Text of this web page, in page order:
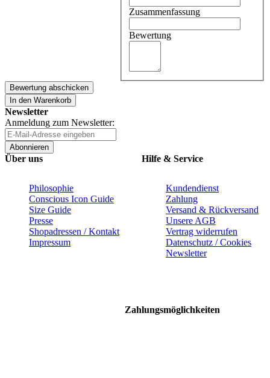
Zusammenfassung
Bewertung
Bewertung abschicken
In den Warenkorb
Newsletter
Anmeldung zum Newsletter:
Abonnieren
Über uns
Philosophie
Conscious Icon Guide
Size Guide
Presse
Shopadressen / Kontakt
Impressum
Hilfe & Service
Kundendienst
Zahlung
Versand & Rückversand
Unsere AGB
Vertrag widerrufen
Datenschutz / Cookies
Newsletter
Zahlungsmöglichkeiten